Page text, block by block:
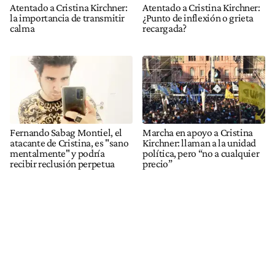
Atentado a Cristina Kirchner:
la importancia de transmitir
calma
Atentado a Cristina Kirchner:
¿Punto de inflexión o grieta
recargada?
Fernando Sabag Montiel, el
atacante de Cristina, es "sano
mentalmente" y podría
recibir reclusión perpetua
Marcha en apoyo a Cristina
Kirchner: llaman a la unidad
política, pero “no a cualquier
precio”